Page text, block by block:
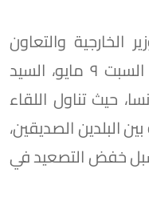
الخارجية والتعاون
الدولى والمصريين بالخارج، يوم السبت ٩ مايو، السيد
حيث تناول اللقاء
البلدين الصديقين،
خفض التصعيد في